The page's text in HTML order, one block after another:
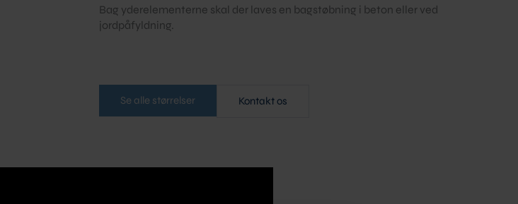
Bag yderelementerne skal der laves en bagstøbning i beton eller ved
jordpåfyldning.
Se alle størrelser Kontakt os